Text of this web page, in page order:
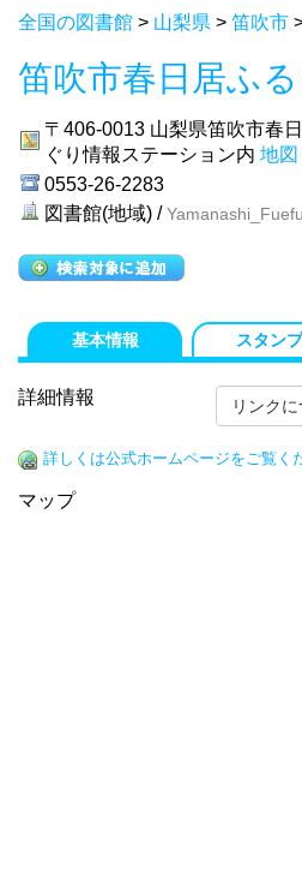
全国の図書館 > 山梨県 > 笛吹市
笛吹市春日居ふ
〒406-0013 山梨県笛吹市春
ぐり情報ステーション内 地図
0553-26-2283
図書館(地域) /
基本情報 スタンプ
リンク
詳細情報
詳しくは公式ホームページをご覧く
マップ